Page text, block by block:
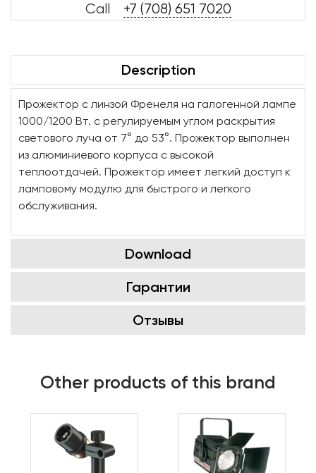
Call +7 (708) 651 7020
Description
Прожектор с линзой Френеля на галогенной лампе
1000/1200 Вт. с регулируемым углом раскрытия
светового луча от 7° до 53°. Прожектор выполнен
из алюминиевого корпуса с высокой
теплоотдачей. Прожектор имеет легкий доступ к
ламповому модулю для быстрого и легкого
обслуживания.
Download
Гарантии
Отзывы
Other products of this brand